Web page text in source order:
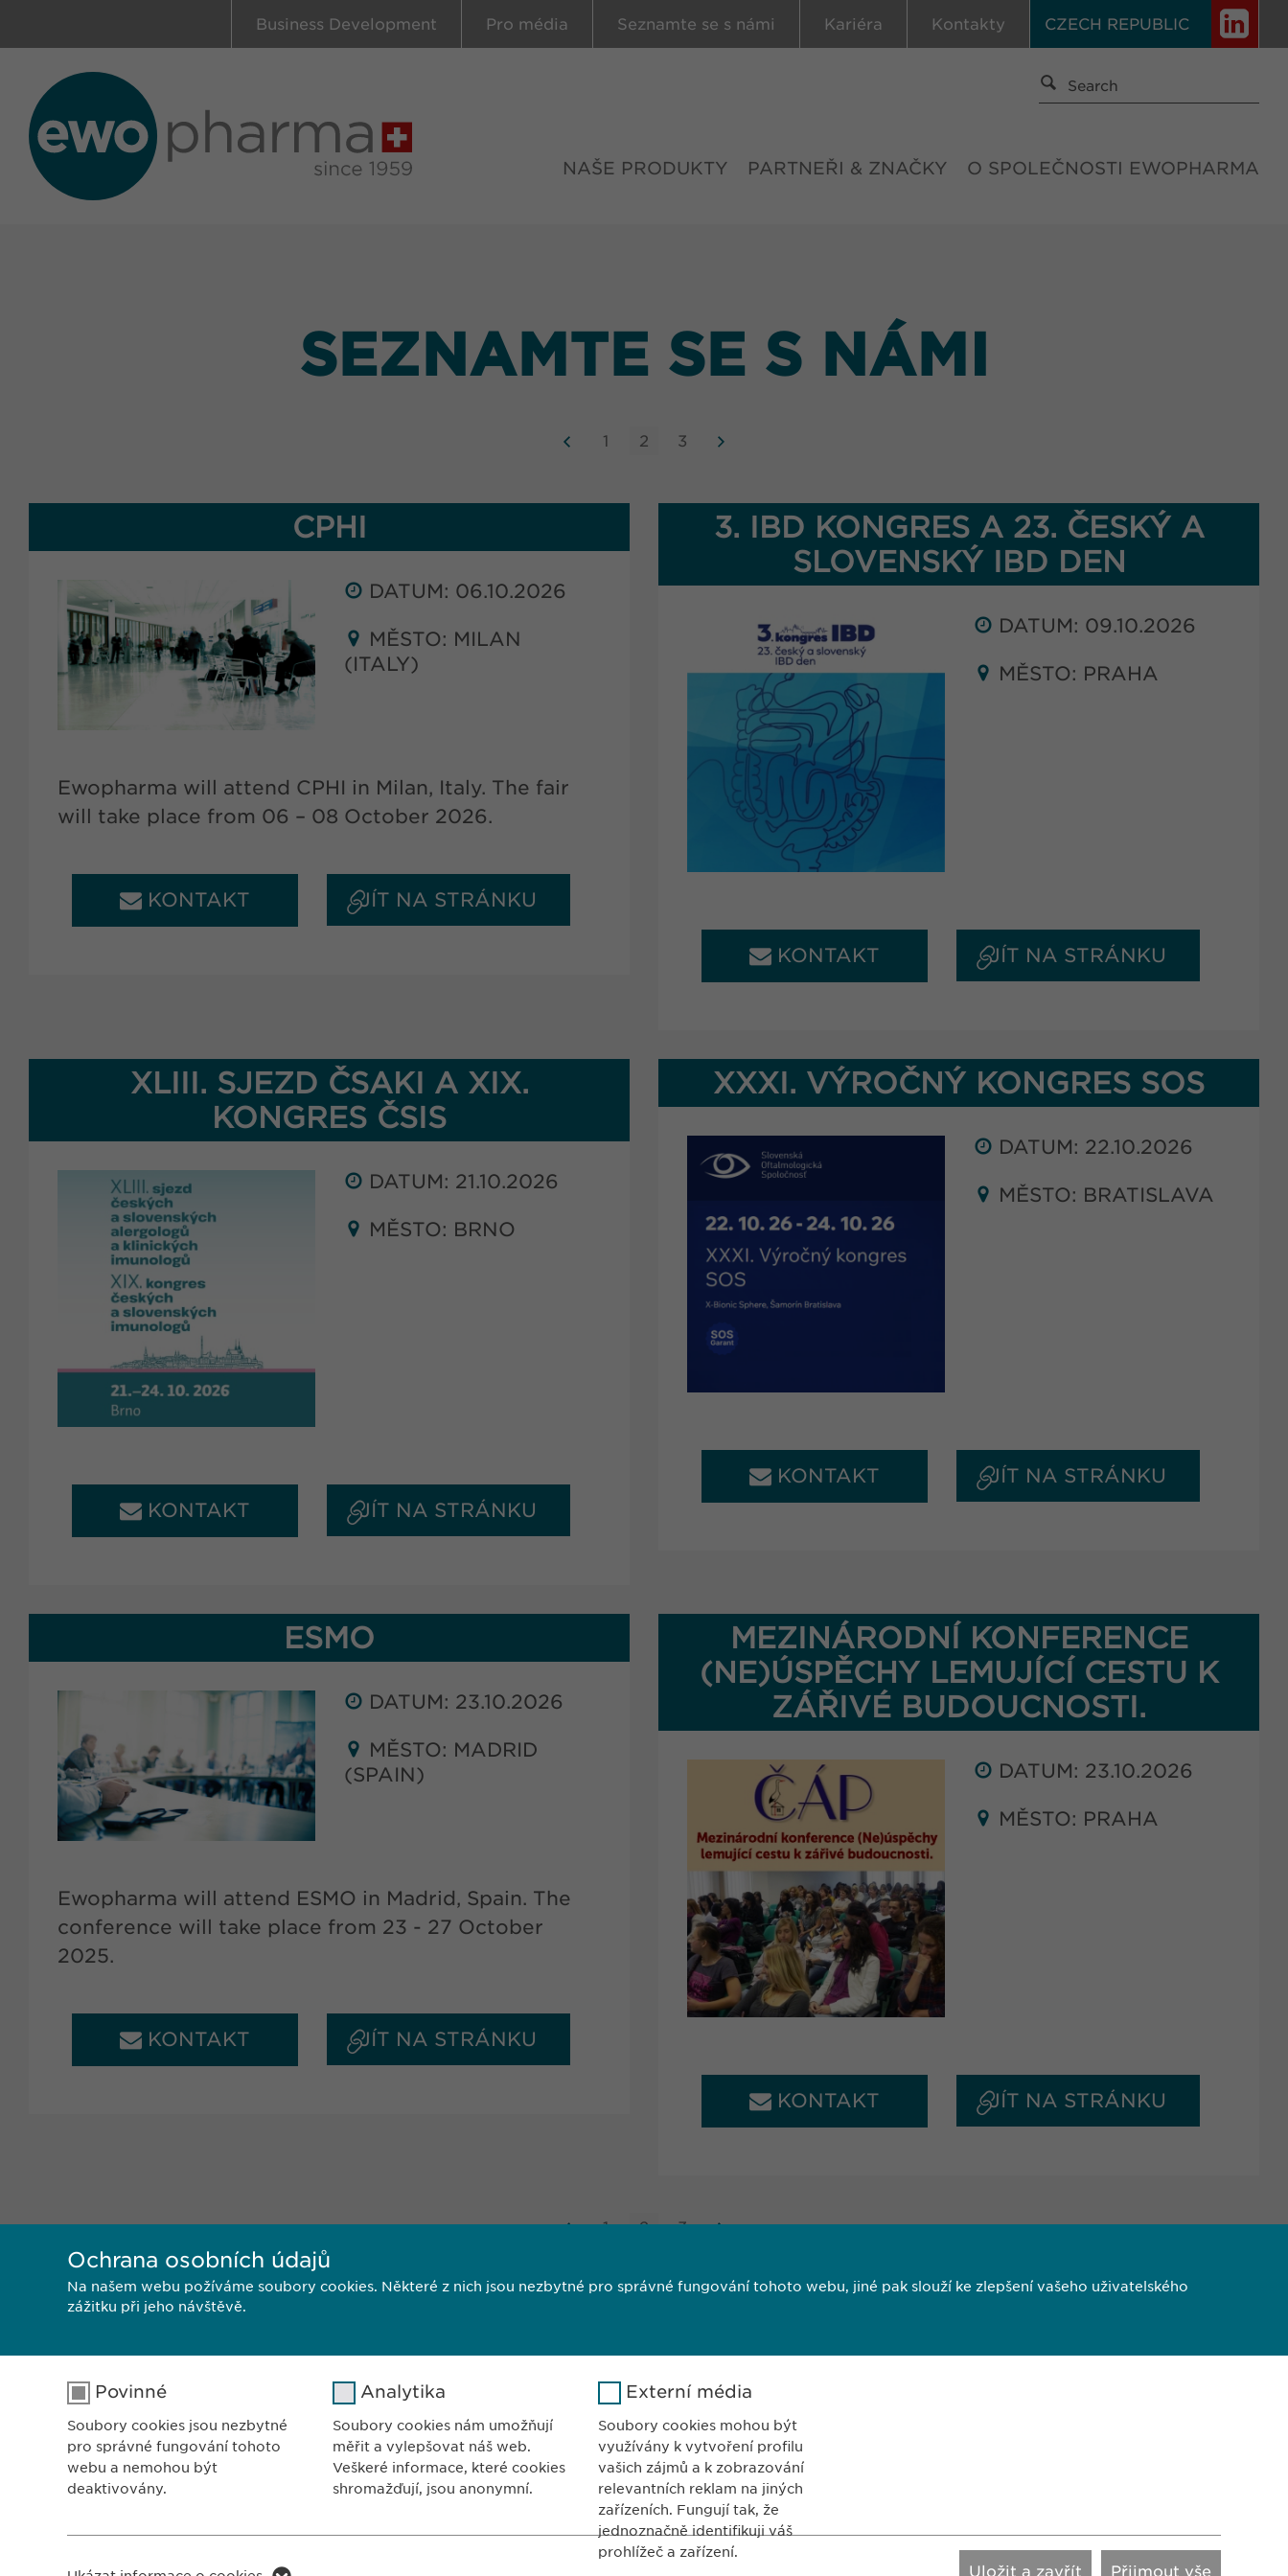
CZECH REPUBLIC
Business Development Pro média Seznamte se s námi Kariéra Kontakty
NAŠE PRODUKTY PARTNEŘI & ZNAČKY O SPOLEČNOSTI EWOPHARMA
SEZNAMTE SE S NÁMI
1 2 3
CPHI
DATUM: 06.10.2026
MĚSTO: MILAN
(ITALY)
Ewopharma will attend CPHI in Milan, Italy. The fair
will take place from 06 – 08 October 2026.
KONTAKT JÍT NA STRÁNKU
3. IBD KONGRES A 23. ČESKÝ A
SLOVENSKÝ IBD DEN
DATUM: 09.10.2026
MĚSTO: PRAHA
KONTAKT JÍT NA STRÁNKU
XLIII. SJEZD ČSAKI A XIX.
KONGRES ČSIS
DATUM: 21.10.2026
MĚSTO: BRNO
KONTAKT JÍT NA STRÁNKU
XXXI. VÝROČNÝ KONGRES SOS
DATUM: 22.10.2026
MĚSTO: BRATISLAVA
KONTAKT JÍT NA STRÁNKU
ESMO
DATUM: 23.10.2026
MĚSTO: MADRID
(SPAIN)
Ewopharma will attend ESMO in Madrid, Spain. The
conference will take place from 23 - 27 October
2025.
KONTAKT JÍT NA STRÁNKU
MEZINÁRODNÍ KONFERENCE
(NE)ÚSPĚCHY LEMUJÍCÍ CESTU K
ZÁŘIVÉ BUDOUCNOSTI.
DATUM: 23.10.2026
MĚSTO: PRAHA
KONTAKT JÍT NA STRÁNKU
1 2 3
ZASTOUPENÍ V ČR:
Ewopharma, spol. s r. o.
Sodomkova 1474/6
102 00 Praha 10
KONTAKTY
Tel.: +420 267 311 613
Fax: +420 267 317 247
info@ewopharma.cz
FARMAKOVIGILANCE
ewopharma.cz
Ochrana osobních údajů
Na našem webu požíváme soubory cookies. Některé z nich jsou nezbytné pro správné fungování tohoto webu, jiné pak slouží ke zlepšení vašeho uživatelského
zážitku při jeho návštěvě.
Povinné
Soubory cookies jsou nezbytné
pro správné fungování tohoto
webu a nemohou být
deaktivovány.
Analytika
Soubory cookies nám umožňují
měřit a vylepšovat náš web.
Veškeré informace, které cookies
shromažďují, jsou anonymní.
Externí média
Soubory cookies mohou být
využívány k vytvoření profilu
vašich zájmů a k zobrazování
relevantních reklam na jiných
zařízeních. Fungují tak, že
jednoznačně identifikuji váš
prohlížeč a zařízení.
Jméno
LinkedIn
Uložit a zavřít Přijmout vše